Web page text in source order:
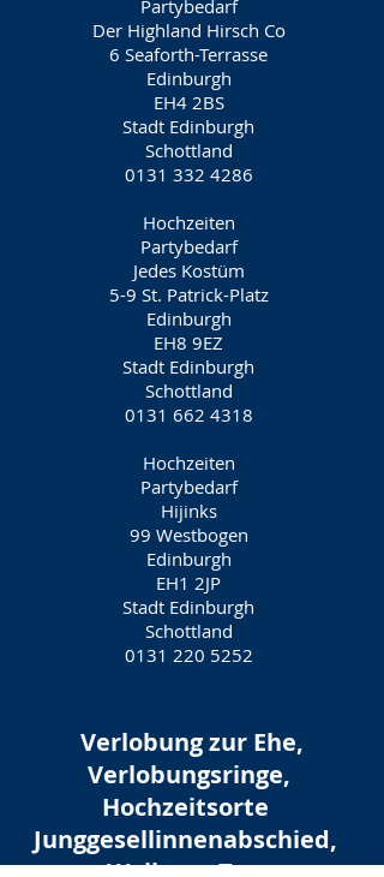
Partybedarf
Der Highland Hirsch Co
6 Seaforth-Terrasse
Edinburgh
EH4 2BS
Stadt Edinburgh
Schottland
0131 332 4286
Hochzeiten
Partybedarf
Jedes Kostüm
5-9 St. Patrick-Platz
Edinburgh
EH8 9EZ
Stadt Edinburgh
Schottland
0131 662 4318
Hochzeiten
Partybedarf
Hijinks
99 Westbogen
Edinburgh
EH1 2JP
Stadt Edinburgh
Schottland
0131 220 5252
Verlobung zur Ehe,
Verlobungsringe,
Hochzeitsorte
Junggesellinnenabschied,